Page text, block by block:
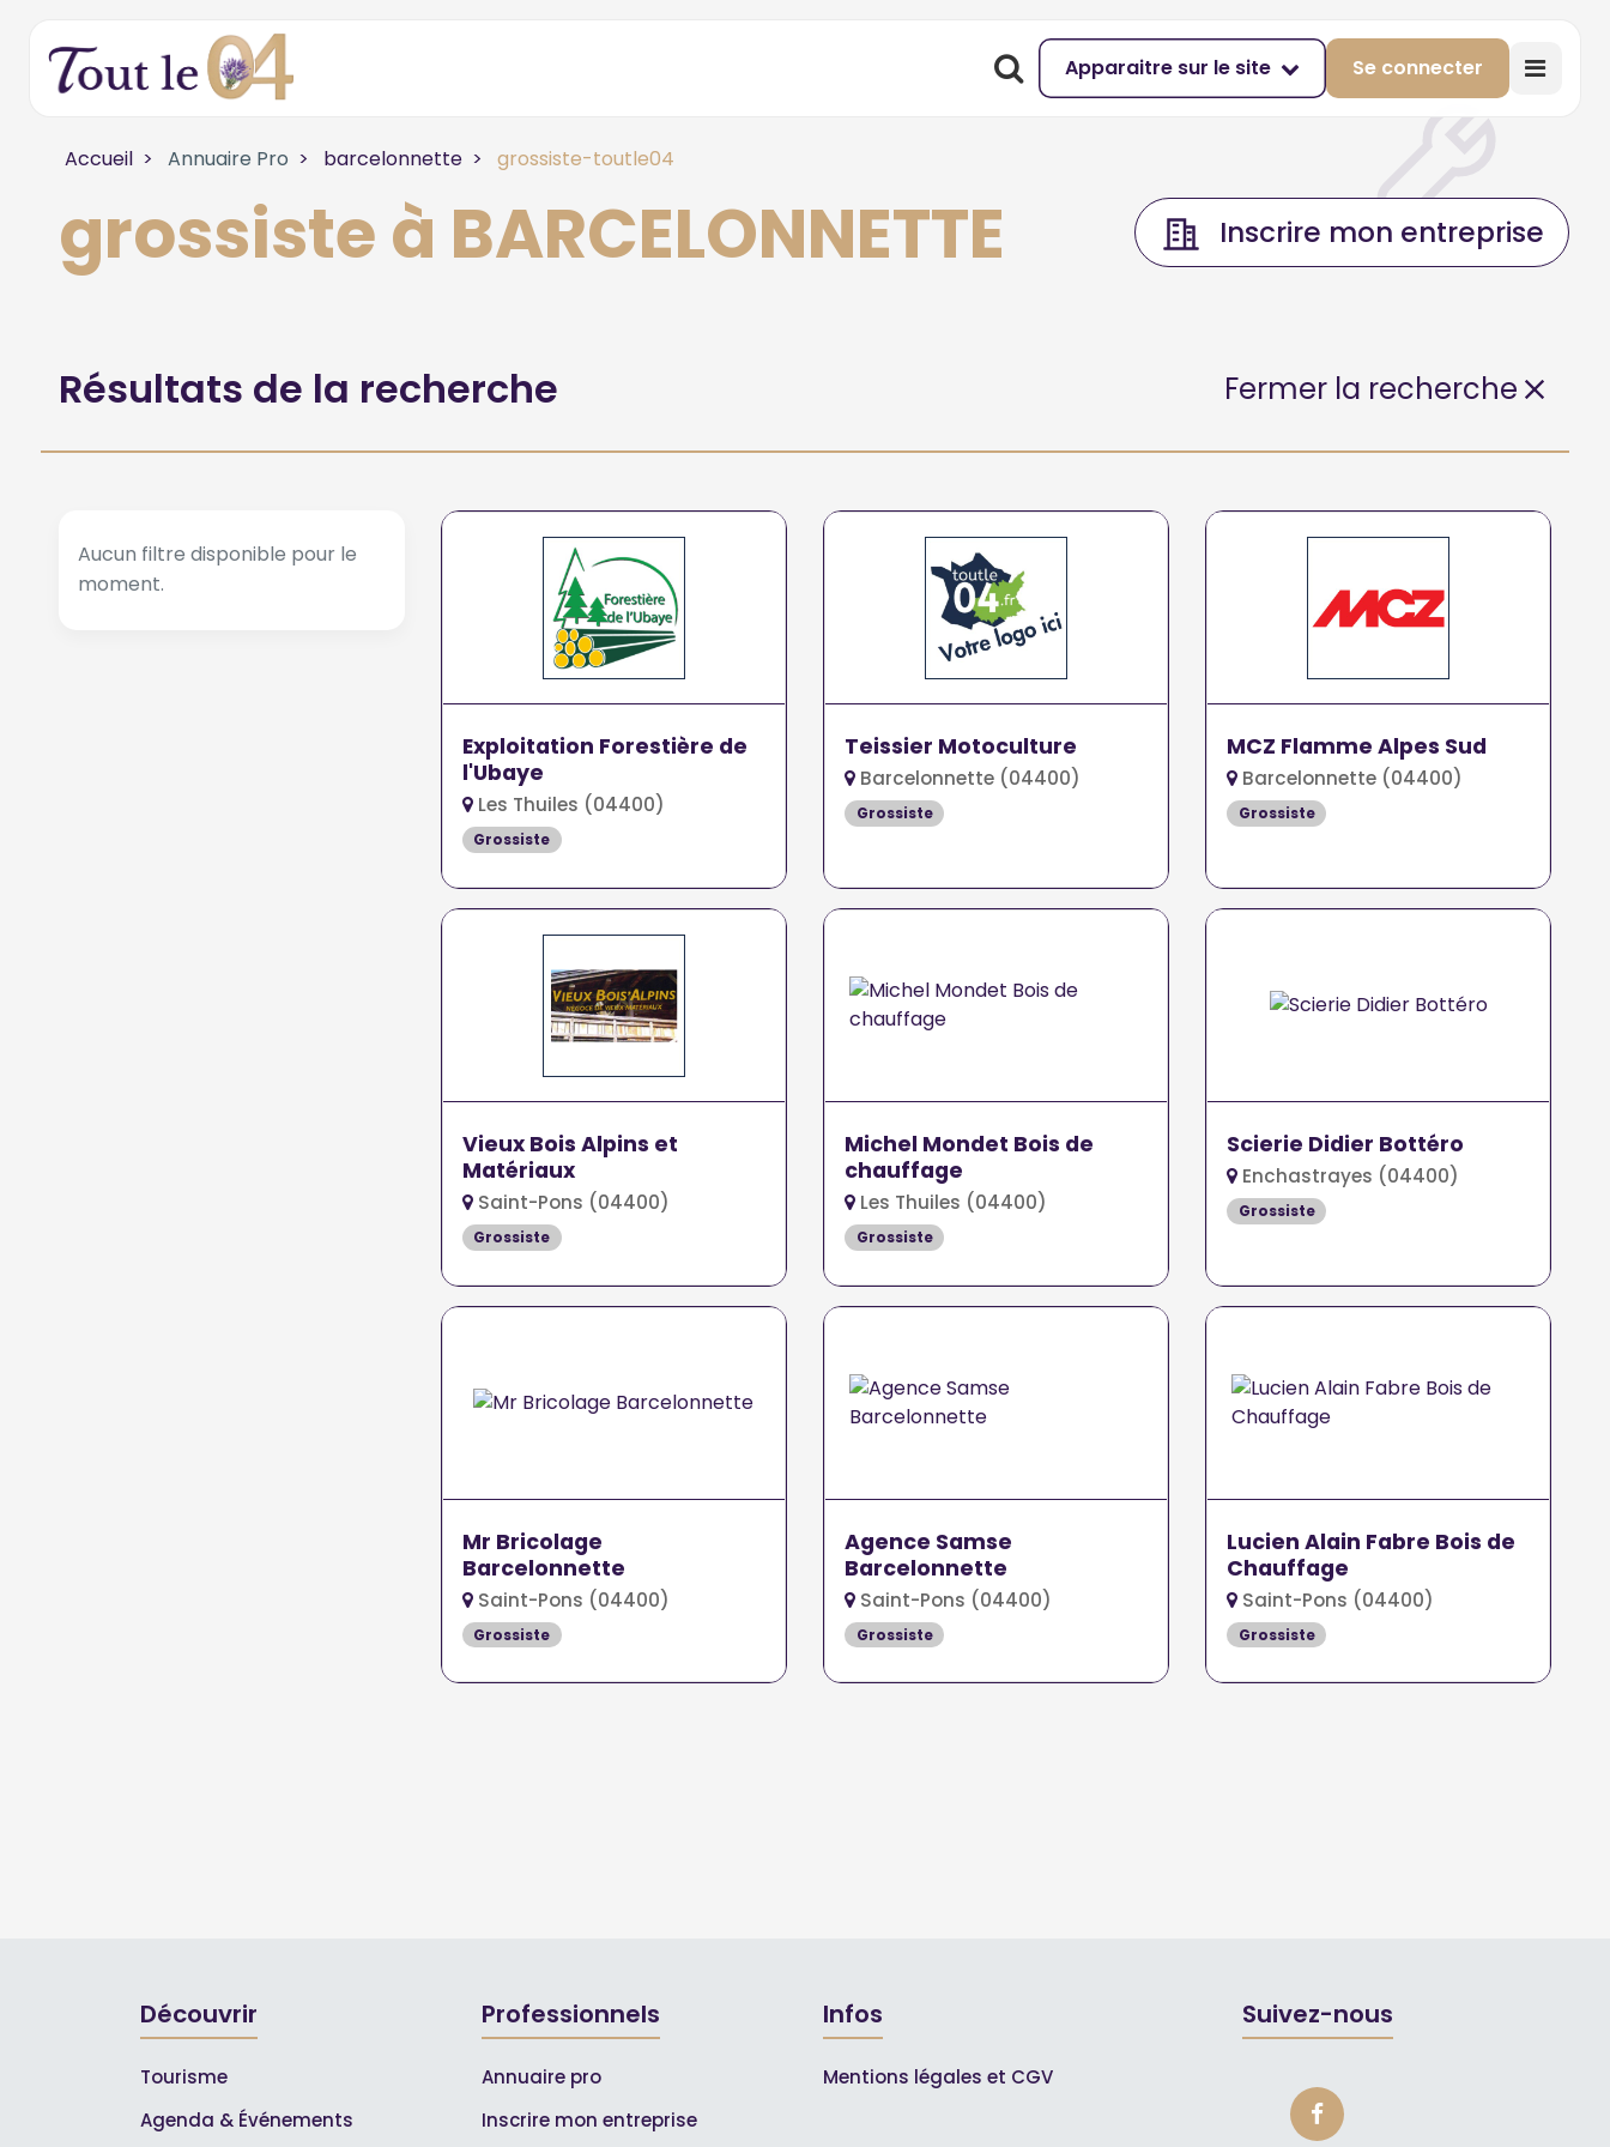
Apparaitre sur le site Se connecter
Accueil Annuaire Pro barcelonnette grossiste-toutle04
grossiste à BARCELONNETTE Inscrire mon entreprise
Résultats de la recherche Fermer la recherche
Aucun filtre disponible pour le
moment.
Exploitation Forestière de
l'Ubaye
Les Thuiles (04400)
Grossiste
Teissier Motoculture
Barcelonnette (04400)
Grossiste
MCZ Flamme Alpes Sud
Barcelonnette (04400)
Grossiste
Vieux Bois Alpins et
Matériaux
Saint-Pons (04400)
Grossiste
Michel Mondet Bois de
chauffage
Les Thuiles (04400)
Grossiste
Scierie Didier Bottéro
Enchastrayes (04400)
Grossiste
Mr Bricolage
Barcelonnette
Saint-Pons (04400)
Grossiste
Agence Samse
Barcelonnette
Saint-Pons (04400)
Grossiste
Lucien Alain Fabre Bois de
Chauffage
Saint-Pons (04400)
Grossiste
Découvrir
Tourisme
Agenda & Événements
Professionnels
Annuaire pro
Inscrire mon entreprise
Infos
Mentions légales et CGV
Suivez-nous